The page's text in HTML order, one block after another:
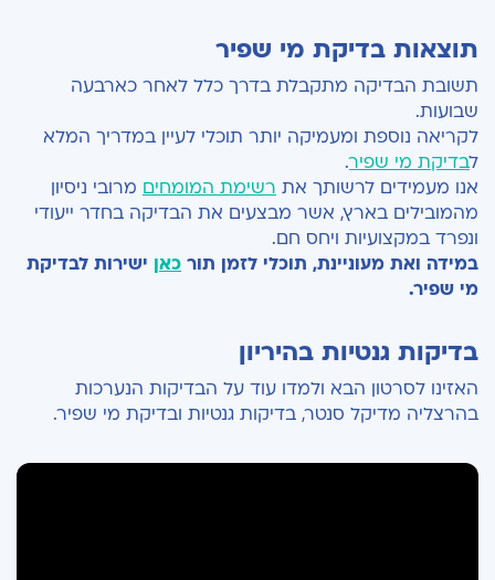
תוצאות בדיקת מי שפיר
תשובת הבדיקה מתקבלת בדרך כלל לאחר כארבעה
שבועות.
לקריאה נוספת ומעמיקה יותר תוכלי לעיין במדריך המלא
לבדיקת מי שפיר.
אנו מעמידים לרשותך את רשימת המומחים מרובי ניסיון
מהמובילים בארץ, אשר מבצעים את הבדיקה בחדר ייעודי
ונפרד במקצועיות ויחס חם.
במידה ואת מעוניינת, תוכלי לזמן תור כאן ישירות לבדיקת
מי שפיר.
בדיקות גנטיות בהיריון
האזינו לסרטון הבא ולמדו עוד על הבדיקות הנערכות
בהרצליה מדיקל סנטר, בדיקות גנטיות ובדיקת מי שפיר.